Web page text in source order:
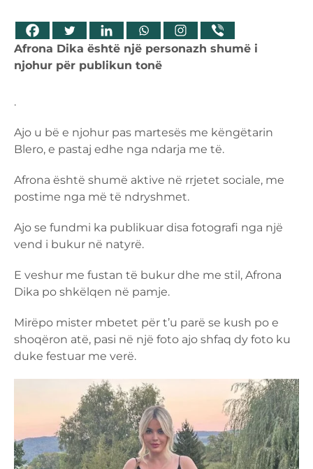
Afrona Dika është një personazh shumë i
njohur për publikun tonë
.
Ajo u bë e njohur pas martesës me këngëtarin
Blero, e pastaj edhe nga ndarja me të.
Afrona është shumë aktive në rrjetet sociale, me
postime nga më të ndryshmet.
Ajo se fundmi ka publikuar disa fotografi nga një
vend i bukur në natyrë.
E veshur me fustan të bukur dhe me stil, Afrona
Dika po shkëlqen në pamje.
Mirëpo mister mbetet për t’u parë se kush po e
shoqëron atë, pasi në një foto ajo shfaq dy foto ku
duke festuar me verë.